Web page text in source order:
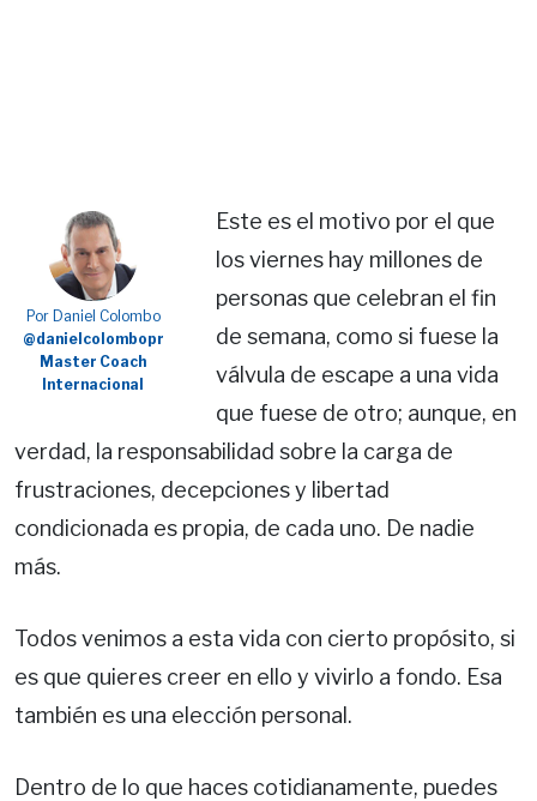
Por Daniel Colombo
@danielcolombopr
Master Coach
Internacional
Este es el motivo por el que
los viernes hay millones de
personas que celebran el fin
de semana, como si fuese la
válvula de escape a una vida
que fuese de otro; aunque, en
verdad, la responsabilidad sobre la carga de
frustraciones, decepciones y libertad
condicionada es propia, de cada uno. De nadie
más.
Todos venimos a esta vida con cierto propósito, si
es que quieres creer en ello y vivirlo a fondo. Esa
también es una elección personal.
Dentro de lo que haces cotidianamente, puedes